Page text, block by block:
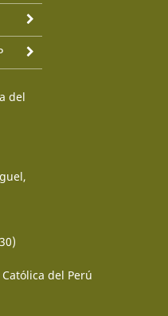
del
del Perú